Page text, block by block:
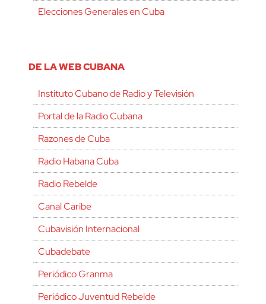
Elecciones Generales en Cuba
DE LA WEB CUBANA
Instituto Cubano de Radio y Televisión
Portal de la Radio Cubana
Razones de Cuba
Radio Habana Cuba
Radio Rebelde
Canal Caribe
Cubavisión Internacional
Cubadebate
Periódico Granma
Periódico Juventud Rebelde